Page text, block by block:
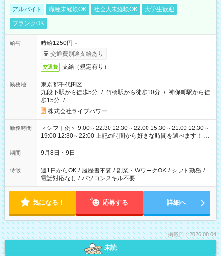
アルバイト 職種未経験OK 社会人未経験OK
大学生歓迎
ブランクOK
給与
時給1250円～
交通費別途支給あり
交通費 支給（規定有り）
勤務地
東京都千代田区
九段下駅から徒歩5分 / 竹橋駅から徒歩10分 / 神保町駅から徒
歩15分 / …
株式会社ライブパワー
勤務時間
＜シフト例＞ 9:00～22:30 12:30～22:00 15:30～21:00 12:30～
19:00 12:30～22:00 上記の時間から好きな時間を選べます！ ※
時間は変更となる可能性があります
期間 9月8日・9日
特徴 週1日からOK / 履歴書不要 / 副業・WワークOK / シフト勤務 /
電話対応なし / パソコンスキル不要
気になる！ 応募する 詳細へ
掲載日：2026.08.04
未読